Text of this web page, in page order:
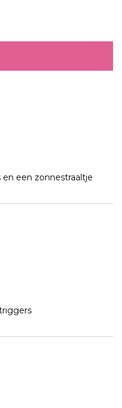
een zonnestraaltje